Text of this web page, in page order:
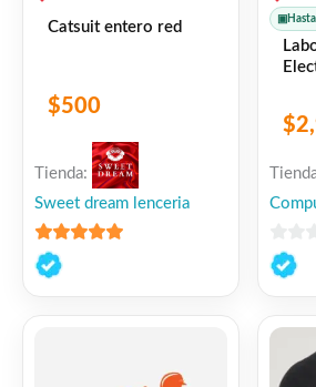
Catsuit entero red
$500
Tienda:
Sweet dream lenceria
5de 5
▣
$
0
de